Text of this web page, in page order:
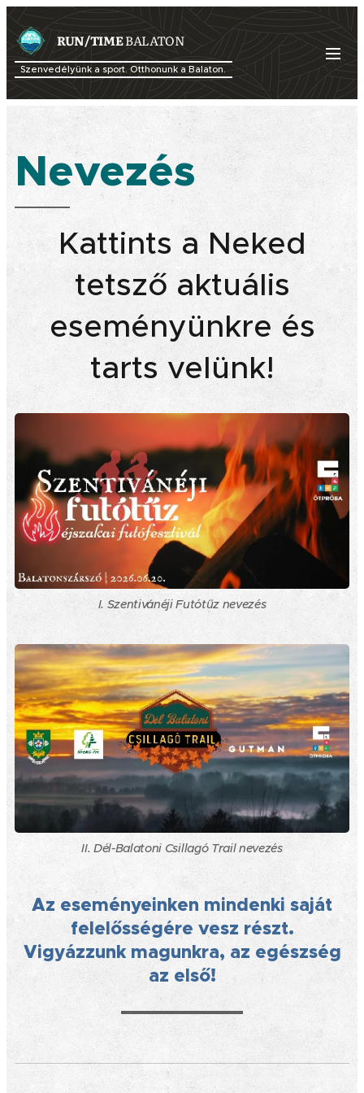
RUN/TIMEBALATON
Szenvedélyünk a sport. Otthonunk a Balaton.
Nevezés
Kattints a Neked
tetsző aktuális
eseményünkre és
tarts velünk!
I. Szentivánéji Futótűz nevezés
II. Dél-Balatoni Csillagó Trail nevezés
Az eseményeinken mindenki saját
felelősségére vesz részt.
Vigyázzunk magunkra, az egészség
az első!